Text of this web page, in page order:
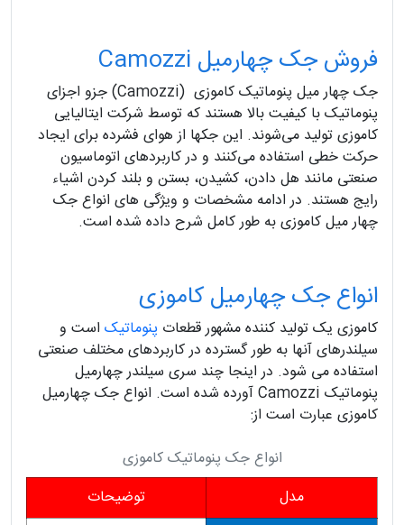
فروش جک چهارمیل Camozzi
جک چهار میل پنوماتیک کاموزی (Camozzi) جزو اجزای
پنوماتیک با کیفیت بالا هستند که توسط شرکت ایتالیایی
کاموزی تولید می‌شوند. این جکها از هوای فشرده برای ایجاد
حرکت خطی استفاده می‌کنند و در کاربردهای اتوماسیون
صنعتی مانند هل دادن، کشیدن، بستن و بلند کردن اشیاء
رایج هستند. در ادامه مشخصات و ویژگی های انواع جک
چهار میل کاموزی به طور کامل شرح داده شده است.
انواع جک چهارمیل کاموزی
کاموزی یک تولید کننده مشهور قطعات پنوماتیک است و
سیلندرهای آنها به طور گسترده در کاربردهای مختلف صنعتی
استفاده می شود. در اینجا چند سری سیلندر چهارمیل
پنوماتیک Camozzi آورده شده است. انواع جک چهارمیل
کاموزی عبارت است از:
انواع جک پنوماتیک کاموزی
مدل
توضیحات